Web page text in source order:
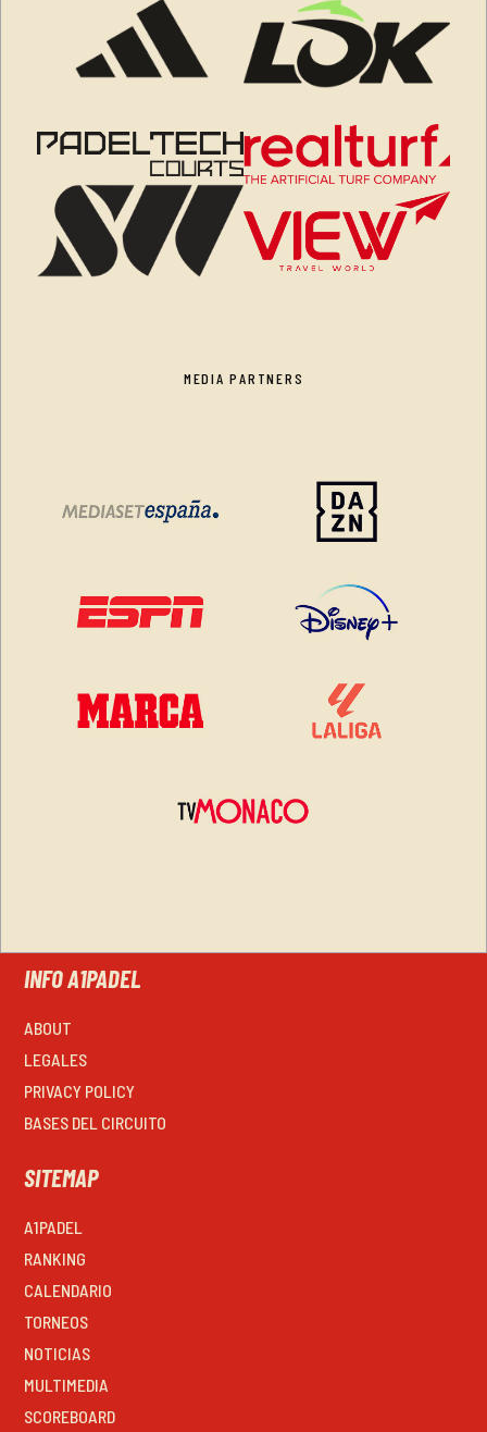
MEDIA PARTNERS
INFO A1PADEL
ABOUT
LEGALES
PRIVACY POLICY
BASES DEL CIRCUITO
SITEMAP
A1PADEL
RANKING
CALENDARIO
TORNEOS
NOTICIAS
MULTIMEDIA
SCOREBOARD